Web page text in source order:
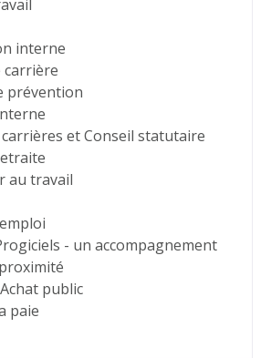
interne
carrière
prévention
et Conseil statutaire
au travail
- un accompagnement
public
paie